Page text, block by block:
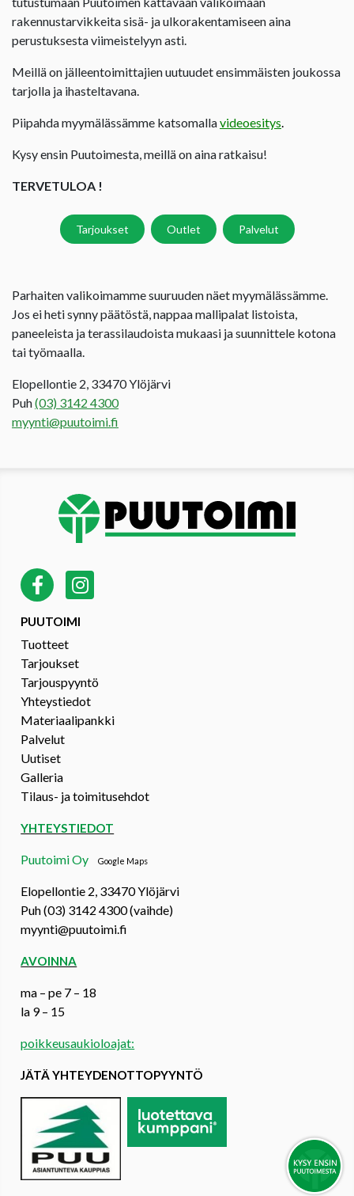
rakennustarvikkeita sisä- ja ulkorakentamiseen aina
perustuksesta viimeistelyyn asti.
Meillä on jälleentoimittajien uutuudet ensimmäisten joukossa
tarjolla ja ihasteltavana.
Piipahda myymälässämme katsomallavideoesitys
Kysy ensin Puutoimesta, meillä on aina ratkaisu!
TERVETULOA !
Tarjoukset Outlet Palvelut
Parhaiten valikoimamme suuruuden näet myymälässämme.
Jos ei heti synny päätöstä, nappaa mallipalat listoista,
paneeleista ja terassilaudoista mukaasi ja suunnittele kotona
tai työmaalla.
Elopellontie 2, 33470 Ylöjärvi
Puh(03) 3142 4300
myynti@puutoimi.fi
PUUTOIMI
Tuotteet
Tarjoukset
Tarjouspyyntö
Yhteystiedot
Materiaalipankki
Palvelut
Uutiset
Galleria
Tilaus- ja toimitusehdot
YHTEYSTIEDOT
Puutoimi OyGoogle Maps
Elopellontie 2, 33470 Ylöjärvi
Puh (03) 3142 4300 (vaihde)
myynti@puutoimi.fi
AVOINNA
ma – pe 7 – 18
la 9 – 15
poikkeusaukioloajat:
JÄTÄ YHTEYDENOTTOPYYNTÖ